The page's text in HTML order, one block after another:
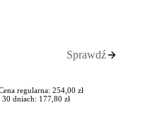
Sprawdź
regularna: 254,00 zł
dniach: 177,80 zł